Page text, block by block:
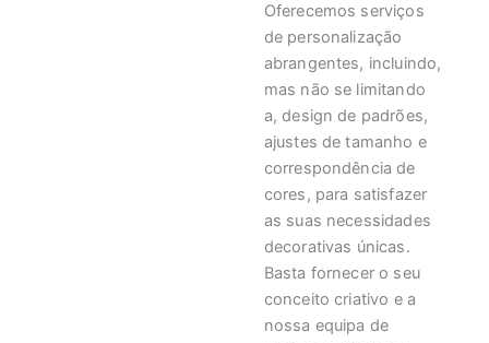
Oferecemos serviços
de personalização
abrangentes, incluindo,
mas não se limitando
a, design de padrões,
ajustes de tamanho e
correspondência de
cores, para satisfazer
as suas necessidades
decorativas únicas.
Basta fornecer o seu
conceito criativo e a
nossa equipa de